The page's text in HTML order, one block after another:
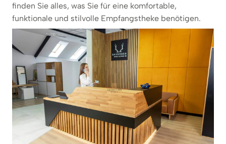
finden Sie alles, was Sie für eine komfortable,
funktionale und stilvolle Empfangstheke benötigen.